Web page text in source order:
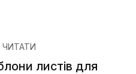
ЧИТАТИ
листів для